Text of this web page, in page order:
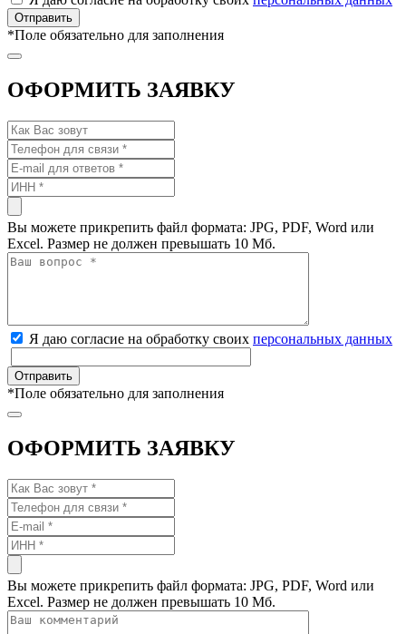
*Поле обязательно для заполнения
ОФОРМИТЬ ЗАЯВКУ
Вы можете прикрепить файл формата: JPG, PDF, Word или
Excel. Размер не должен превышать 10 Мб.
Я даю согласие на обработку своих персональных данных
*Поле обязательно для заполнения
ОФОРМИТЬ ЗАЯВКУ
Вы можете прикрепить файл формата: JPG, PDF, Word или
Excel. Размер не должен превышать 10 Мб.